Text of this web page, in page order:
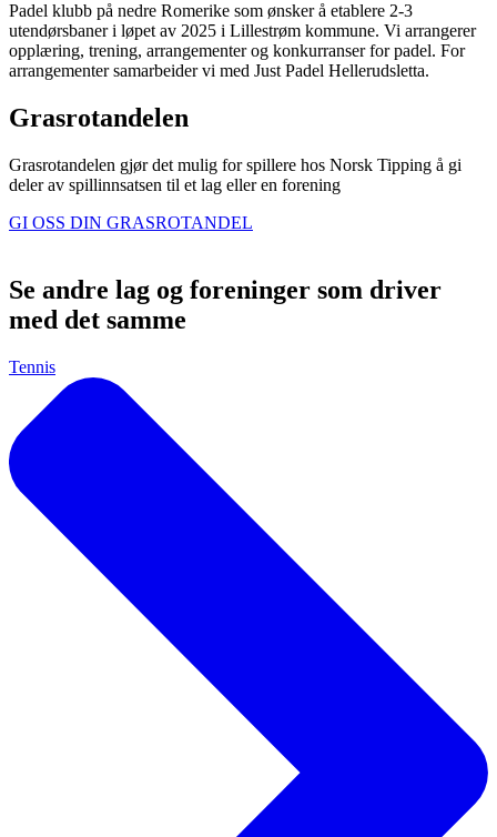
Padel klubb på nedre Romerike som ønsker å etablere 2-3
utendørsbaner i løpet av 2025 i Lillestrøm kommune. Vi arrangerer
opplæring, trening, arrangementer og konkurranser for padel. For
arrangementer samarbeider vi med Just Padel Hellerudsletta.
Grasrotandelen
Grasrotandelen gjør det mulig for spillere hos Norsk Tipping å gi
deler av spillinnsatsen til et lag eller en forening
GI OSS DIN GRASROTANDEL
Se andre lag og foreninger som driver
med det samme
Tennis